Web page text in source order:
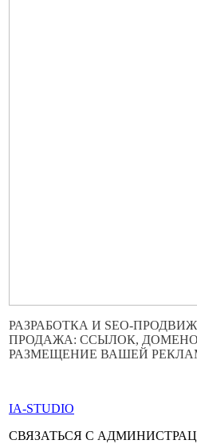
РАЗРАБОТКА И SEO-
ПРОДАЖА: ССЫЛОК,
РАЗМЕЩЕНИЕ ВАШЕЙ
IA-STUDIO
СВЯЗАТЬСЯ С